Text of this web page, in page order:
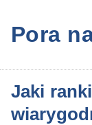
Pora
Jaki